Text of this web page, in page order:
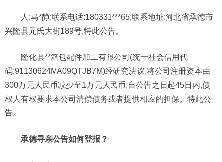
人:马*静;联系电话:180331***65;联系地址:河北省承德市
兴隆县元氏大街189号,特此公告。
隆化县**箱包配件加工有限公司(统一社会信用代
码:91130624MA09QTJB7M)经研究决议,将公司注册资本由
300万元人民币减少至1万元人民币,自公告之日起45日内,债
权人有权要求本公司清偿债务或者提供相应的担保。特此公
告。
承德寻亲公告如何登报？